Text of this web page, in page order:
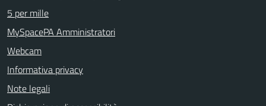
5 per mille
MySpacePA Amministratori
Webcam
Informativa privacy
Note legali